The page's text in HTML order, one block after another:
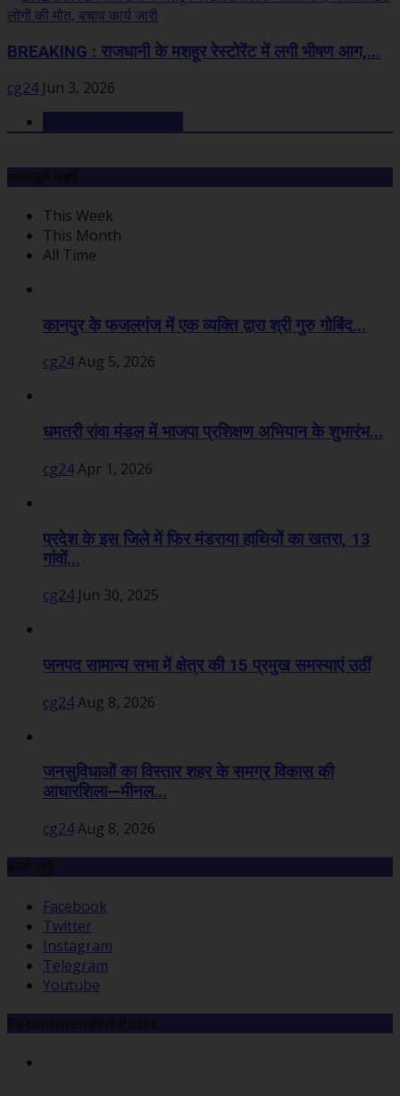
BREAKING : राजधानी के मशहूर रेस्टोरेंट में लगी भीषण आग,...
cg24 Jun 3, 2026
This Week
This Month
All Time
कानपुर के फजलगंज में एक व्यक्ति द्वारा श्री गुरु गोबिंद...
cg24Aug 5, 2026
धमतरी रांवा मंडल में भाजपा प्रशिक्षण अभियान के शुभारंभ...
cg24Apr 1, 2026
प्रदेश के इस जिले में फिर मंडराया हाथियों का खतरा, 13
गांवों...
cg24 Jun 30, 2025
जनपद सामान्य सभा में क्षेत्र की 15 प्रमुख समस्याएं उठीं
cg24Aug 8, 2026
जनसुविधाओं का विस्तार शहर के समग्र विकास की
आधारशिला—मीनल...
cg24Aug 8, 2026
Facebook
Twitter
Instagram
Telegram
Youtube